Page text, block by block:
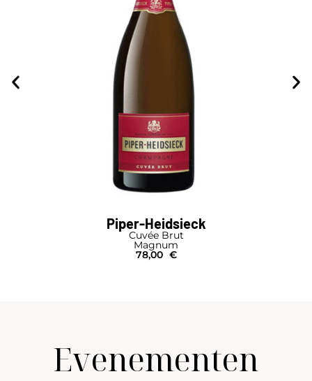
Piper-Heidsieck
Cuvée Brut
Magnum
78,00 €
Evenementen